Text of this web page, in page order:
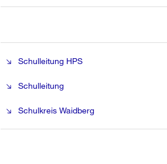
Schulleitung HPS
Schulleitung
Schulkreis Waidberg